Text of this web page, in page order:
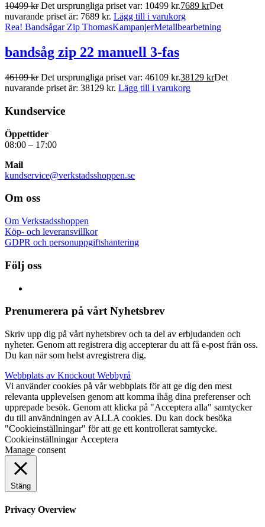
10499kr Det ursprungliga priset var: 10499 kr.7689 krDet
nuvarande priset är: 7689 kr. Lägg till i varukorg
Rea! Bandsågar Zip ThomasKampanjerMetallbearbetning
bandsåg zip 22 manuell 3-fas
46109kr Det ursprungliga priset var: 46109 kr.38129 krDet
nuvarande priset är: 38129 kr. Lägg till i varukorg
Kundservice
Öppettider
08:00 – 17:00
Mail
kundservice@verkstadsshoppen.se
Om oss
Om Verkstadsshoppen
Köp- och leveransvillkor
GDPR och personuppgiftshantering
Följ oss
Prenumerera på vårt Nyhetsbrev
Skriv upp dig på vårt nyhetsbrev och ta del av erbjudanden och
nyheter. Genom att registrera dig accepterar du att få e-post från oss.
Du kan när som helst avregistrera dig.
Webbplats av Knockout Webbyrå
Vi använder cookies på vår webbplats för att ge dig den mest
relevanta upplevelsen genom att komma ihåg dina preferenser och
upprepade besök. Genom att klicka på "Acceptera alla" samtycker
du till användningen av ALLA cookies. Du kan dock besöka
"Cookieinställningar" för att ge ett kontrollerat samtycke.
Cookieinställningar Acceptera
Manage consent
Stäng
Privacy Overview